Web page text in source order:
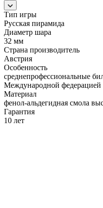
Тип игры
Русская пирамида
Диаметр шара
32 мм
Страна производитель
Австрия
Особенность
среднепрофессиональные
Международной федерацией
Материал
фенол-альдегидная смола
Гарантия
10 лет